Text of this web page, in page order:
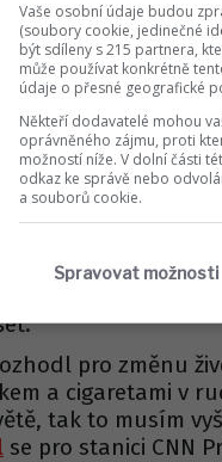
ČESKÉ CELEBRITY
už do
reaguje
zprávu!
jak si stojí po
mi, že mám 40
si: 'Jenom?' Ale
pro změnu
a cigaretami v
tak to musím
se pro stanici CNN
Vaše osobní údaje budou
(soubory cookie, jedinečné
být sdíleny s 215 partnera,
může používat konkrétně
údaje o přesné geografické
Někteří dodavatelé mohou
oprávněného zájmu, proti
možností níže. V dolní části
odkaz ke správě nebo
a souborů cookie.
Spravovat možnosti